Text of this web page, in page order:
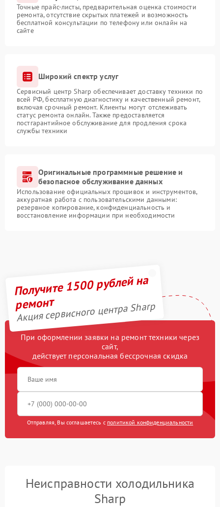
Точные прайс-листы, предварительная оценка стоимости
ремонта, отсутствие скрытых платежей и возможность
бесплатной консультации по телефону или онлайн на
сайте
Широкий спектр услуг
Сервисный центр Sharp обеспечивает доставку техники по
всей РФ, бесплатную диагностику и качественный ремонт,
включая срочный ремонт. Клиенты могут отслеживать
статус ремонта онлайн. Также предоставляется
постгарантийное обслуживание для продления срока
службы техники
Оригинальные программные решение и
безопасное обслуживание данных
Использование официальных прошивок и инструментов,
аккуратная работа с пользовательскими данными:
резервное копирование, конфиденциальность и
восстановление информации при необходимости
Получите 1500 рублей на
ремонт
Акция сервисного центра Sharp
При оформлении заявки на ремонт техники через
сайт,
действует персональная бессрочная скидка
Отправляя, Вы соглашаетесь с политикой конфиденциальности
Неисправности холодильника
Sharp